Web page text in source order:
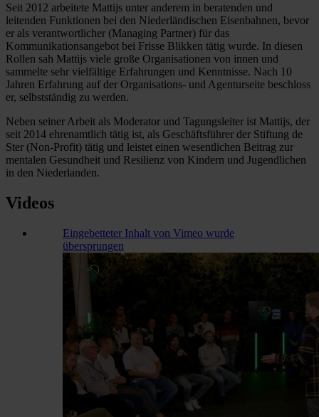
Seit 2012 arbeitete Mattijs unter anderem in beratenden und
leitenden Funktionen bei den Niederländischen Eisenbahnen, bevor
er als verantwortlicher (Managing Partner) für das
Kommunikationsangebot bei Frisse Blikken tätig wurde. In diesen
Rollen sah Mattijs viele große Organisationen von innen und
sammelte sehr vielfältige Erfahrungen und Kenntnisse. Nach 10
Jahren Erfahrung auf der Organisations- und Agenturseite beschloss
er, selbstständig zu werden.
Neben seiner Arbeit als Moderator und Tagungsleiter ist Mattijs, der
seit 2014 ehrenamtlich tätig ist, als Geschäftsführer der Stiftung de
Ster (Non-Profit) tätig und leistet einen wesentlichen Beitrag zur
mentalen Gesundheit und Resilienz von Kindern und Jugendlichen
in den Niederlanden.
Videos
Eingebetteter Inhalt von Vimeo wurde
übersprungen